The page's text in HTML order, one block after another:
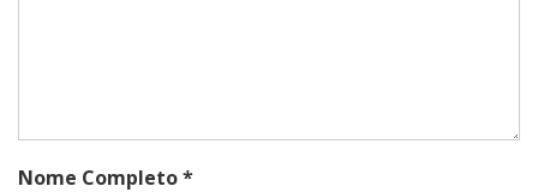
Nome Completo *